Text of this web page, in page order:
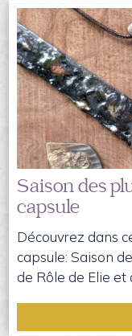
Saison des
capsule
Découvrez dans
capsule: Saison
de Rôle de Elie et